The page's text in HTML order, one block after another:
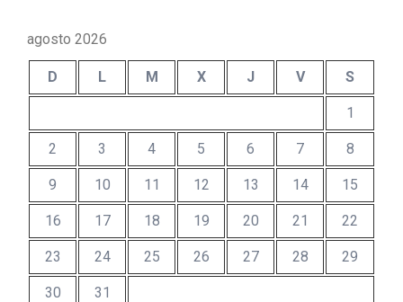
agosto 2026
D L M X J V S
1
2 3 4 5 6 7 8
9 10 11 12 13 14 15
16 17 18 19 20 21 22
23 24 25 26 27 28 29
30 31